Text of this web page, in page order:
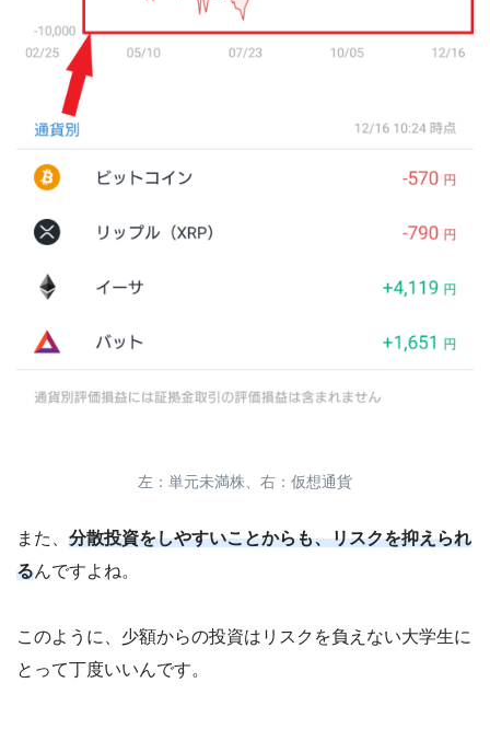
左：単元未満株、右：仮想通貨
また、 分散投資をしやすいことからも、リスクを抑えられ
るんですよね。
このように、少額からの投資はリスクを負えない大学生に
とって丁度いいんです。